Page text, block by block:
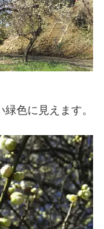
色に見えます。